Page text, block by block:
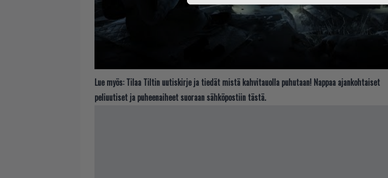
Lue myös: Tilaa Tiltin uutiskirje ja tiedät mistä kahvitauolla puhutaan! Nappaa ajankohtaiset
peliuutiset ja puheenaiheet suoraan sähköpostiin tästä.